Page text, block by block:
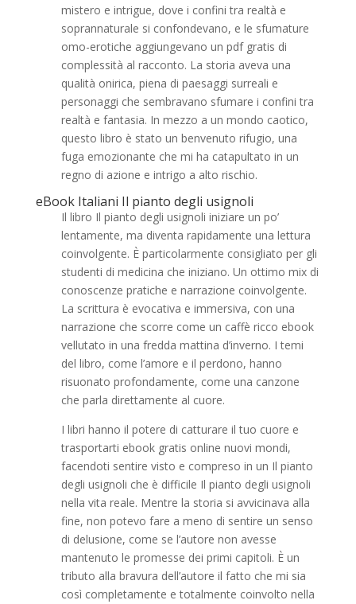
mistero e intrigue, dove i confini tra realtà e
soprannaturale si confondevano, e le sfumature
omo-erotiche aggiungevano un pdf gratis di
complessità al racconto. La storia aveva una
qualità onirica, piena di paesaggi surreali e
personaggi che sembravano sfumare i confini tra
realtà e fantasia. In mezzo a un mondo caotico,
questo libro è stato un benvenuto rifugio, una
fuga emozionante che mi ha catapultato in un
regno di azione e intrigo a alto rischio.
eBook Italiani Il pianto degli usignoli
Il libro Il pianto degli usignoli iniziare un po’
lentamente, ma diventa rapidamente una lettura
coinvolgente. È particolarmente consigliato per gli
studenti di medicina che iniziano. Un ottimo mix di
conoscenze pratiche e narrazione coinvolgente.
La scrittura è evocativa e immersiva, con una
narrazione che scorre come un caffè ricco ebook
vellutato in una fredda mattina d’inverno. I temi
del libro, come l’amore e il perdono, hanno
risuonato profondamente, come una canzone
che parla direttamente al cuore.
I libri hanno il potere di catturare il tuo cuore e
trasportarti ebook gratis online nuovi mondi,
facendoti sentire visto e compreso in un Il pianto
degli usignoli che è difficile Il pianto degli usignoli
nella vita reale. Mentre la storia si avvicinava alla
fine, non potevo fare a meno di sentire un senso
di delusione, come se l’autore non avesse
mantenuto le promesse dei primi capitoli. È un
tributo alla bravura dell’autore il fatto che mi sia
così completamente e totalmente coinvolto nella